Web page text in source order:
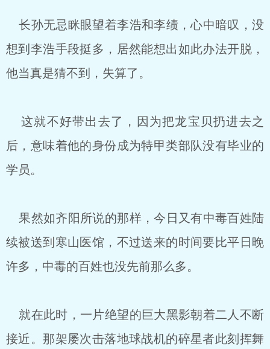
长孙无忌眯眼望着李浩和李绩，心中暗叹，没
想到李浩手段挺多，居然能想出如此办法开脱，
他当真是猜不到，失算了。
这就不好带出去了，因为把龙宝贝扔进去之
后，意味着他的身份成为特甲类部队没有毕业的
学员。
果然如齐阳所说的那样，今日又有中毒百姓陆
续被送到寒山医馆，不过送来的时间要比平日晚
许多，中毒的百姓也没先前那么多。
就在此时，一片绝望的巨大黑影朝着二人不断
接近。那架屡次击落地球战机的碎星者此刻挥舞